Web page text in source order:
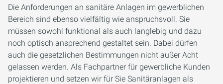
Die Anforderungen an sanitäre Anlagen im gewerblichen
Bereich sind ebenso vielfältig wie anspruchsvoll. Sie
müssen sowohl funktional als auch langlebig und dazu
noch optisch ansprechend gestaltet sein. Dabei dürfen
auch die gesetzlichen Bestimmungen nicht außer Acht
gelassen werden. Als Fachpartner für gewerbliche Kunden
projektieren und setzen wir für Sie Sanitäranlagen als